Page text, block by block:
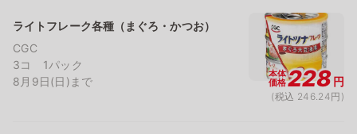
ライトフレーク各種（まぐろ・かつお）
CGC
3コ 1パック
8月9日(日)まで
本体
価格228円
(税込 246.24円)